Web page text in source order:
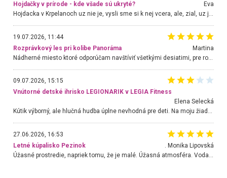
Hojdačky v prírode - kde všade sú ukryté?
Eva
Hojdacka v Krpelanoch uz nie je, vysli sme si k nej vcera, ale, zial, uz je znicena. Ak sem planujete cestu len kvoli hojdacke, mozete si ju usetrit. Krasny vyhlad je tu vsak aj bez hojdacky :-)
19.07.2026, 11:44
Rozprávkový les pri kolibe Panoráma
Martina
Nádherné miesto ktoré odporúčam navštíviť všetkými desiatimi, pre rodiny s deťmi, dôchodcom... Proste a jednoducho ozaj rozprávkový les.. určite ešte prídeme. Odniesli sme si na pamiatku krásne tričká,
09.07.2026, 15:15
Vnútorné detské ihrisko LEGIONARIK v LEGIA Fitness
Elena Selecká
Kútik výborný, ale hlučná hudba úplne nevhodná pre deti. Na moju žiadosť o aspoň sušenie nereagovali.
27.06.2026, 16:53
Letné kúpalisko Pezinok
. Monika Lipovská
Úžasné prostredie, napriek tomu, že je malé. Úžasná atmosféra. Voda fantastická a nádherná. Ľudí je pomerne veľa, ale su mili a ohľaduplní. Je veľmi zaujímavé sledovať, ako dokážu spolu športovať cudzí ľudia a bez ohľadu na vek. Vládne tu pohoda. Vnuka neviem dostať z vody. Ďakujem za krásny deň . Urcite sa sem vrátim. Jediný problém je s parkovaním, ale aj ten sa mi podarilo vyriešiť. Monika Bratislava